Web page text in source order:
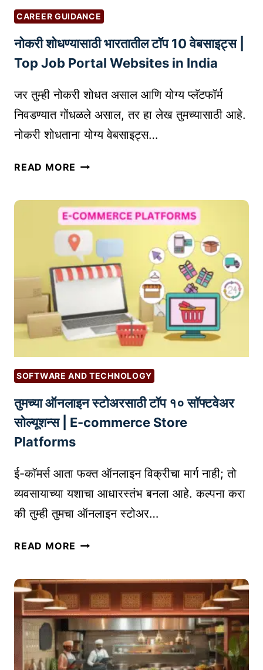
क्री
क
शी
सु
क
वी
?
E
L
I
N
G
A
G
I
C
U
L
T
R
E
P
O
D
C
O
L
I
N
E
CAREER GUIDANCE
नोकरी शोधण्यासाठी भारतातील टॉप 10 वेबसाइट्स |
Top Job Portal Websites in India
जर तुम्ही नोकरी शोधत असाल आणि योग्य प्लॅटफॉर्म
निवडण्यात गोंधळले असाल, तर हा लेख तुमच्यासाठी आहे.
नोकरी शोधताना योग्य वेबसाइट्स…
READ MORE नो
शो
ध
ण्या
सा
ठी
ता
ती
ल
टॉ
प
1
0
ट्स
|
O
J
O
B
O
R
SOFTWARE AND TECHNOLOGY
तुमच्या ऑनलाइन स्टोअरसाठी टॉप १० सॉफ्टवेअर
सोल्यूशन्स | E-commerce Store
Platforms
ई-कॉमर्स आता फक्त ऑनलाइन विक्रीचा मार्ग नाही; तो
व्यवसायाच्या यशाचा आधारस्तंभ बनला आहे. कल्पना करा
की तुम्ही तुमचा ऑनलाइन स्टोअर…
READ MORE तु
न
ला
इ
न